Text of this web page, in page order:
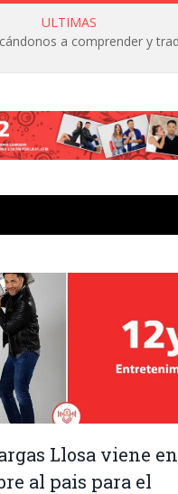
ULTIMAS
Llosa viene en
al pais para el